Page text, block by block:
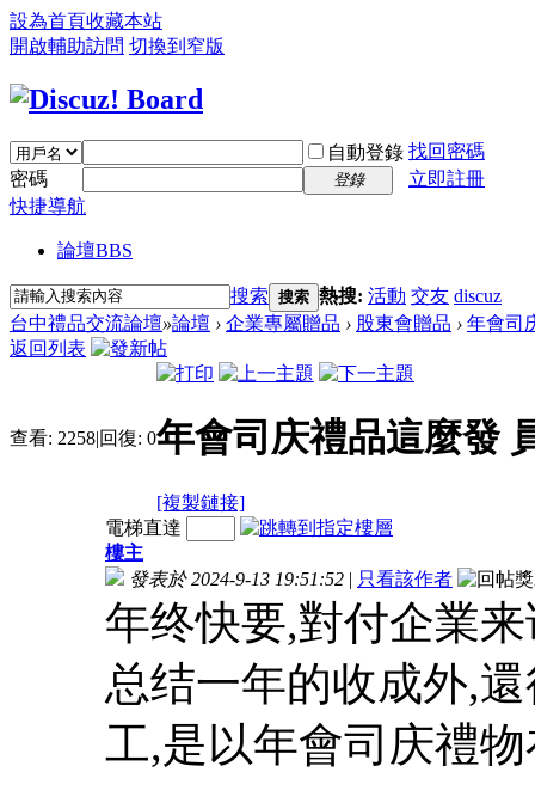
設為首頁收藏本站
開啟輔助訪問 切換到窄版
自動登錄 找回密碼
密碼
登錄
立即註冊
快捷導航
論壇BBS
搜索 搜索 熱搜: 活動 交友 discuz
台中禮品交流論壇»論壇 › 企業專屬贈品 › 股東會贈品 › 年會司
返回列表
查看: 2258|回復: 0年會司庆禮品這麼發
[複製鏈接]
電梯直達
樓主
發表於 2024-9-13 19:51:52 | 只看該作者
年终快要,對付企業
总结一年的收成外,
工,是以年會司庆禮